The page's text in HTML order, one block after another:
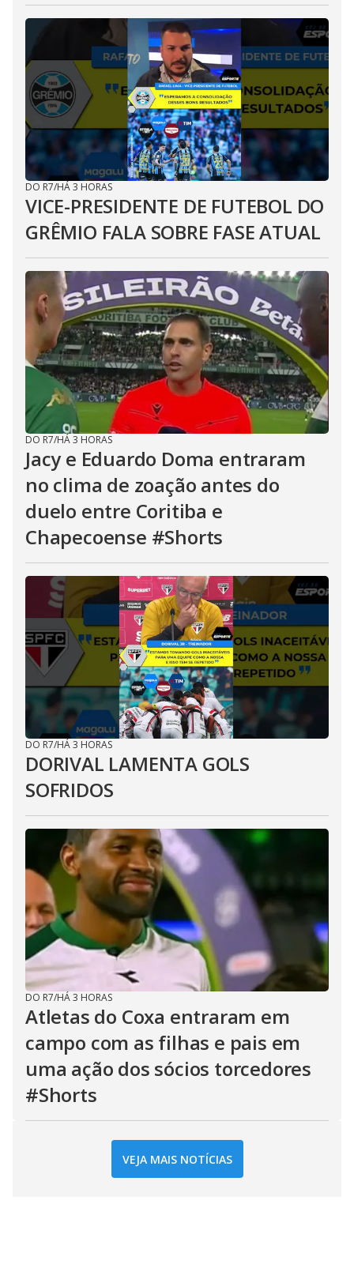
DO R7/HÁ 3 HORAS
VICE-PRESIDENTE DE FUTEBOL DO
GRÊMIO FALA SOBRE FASE ATUAL
DO R7/HÁ 3 HORAS
Jacy e Eduardo Doma entraram
no clima de zoação antes do
duelo entre Coritiba e
Chapecoense #Shorts
DO R7/HÁ 3 HORAS
DORIVAL LAMENTA GOLS
SOFRIDOS
DO R7/HÁ 3 HORAS
Atletas do Coxa entraram em
campo com as filhas e pais em
uma ação dos sócios torcedores
#Shorts
VEJA MAIS NOTÍCIAS